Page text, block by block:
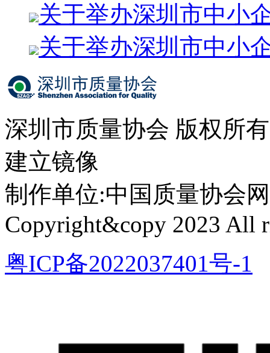
关于举办深圳市中小
关于举办深圳市中小
深圳市质量协会 版权所
建立镜像
制作单位:中国质量协会
Copyright&copy 2023 All
粤ICP备2022037401号-1